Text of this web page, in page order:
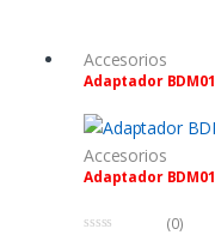
Accesorios
Adaptador BDM01
Accesorios
Adaptador BDM01
(0)